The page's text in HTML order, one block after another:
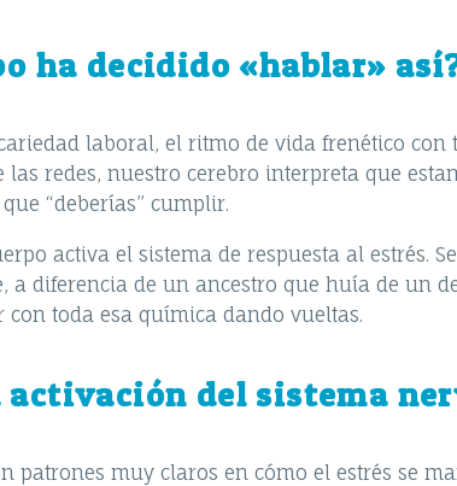
ha decidido «hablar»
laboral, el ritmo de vida frenético
redes, nuestro cerebro interpreta que
“deberías” cumplir.
activa el sistema de respuesta al estrés.
a diferencia de un ancestro que huía de un
toda esa química dando vueltas.
activación del sistema
patrones muy claros en cómo el estrés se